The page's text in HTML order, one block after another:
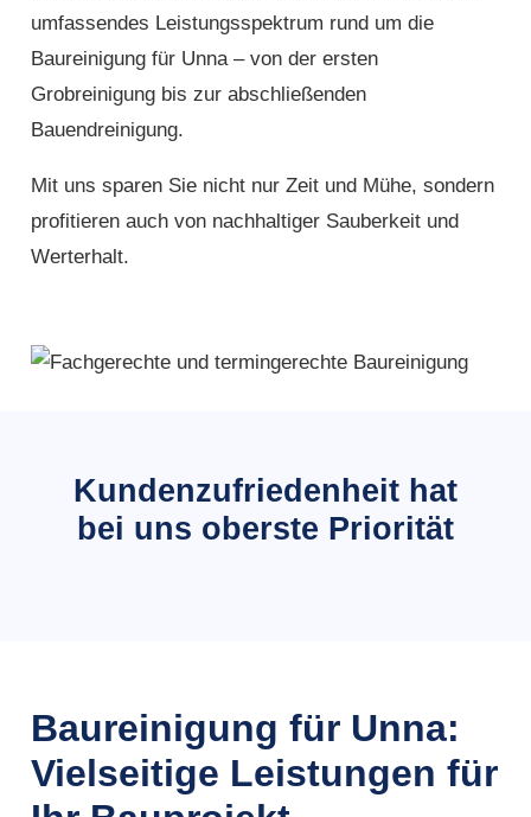
umfassendes Leistungsspektrum rund um die
Baureinigung für Unna – von der ersten
Grobreinigung bis zur abschließenden
Bauendreinigung.
Mit uns sparen Sie nicht nur Zeit und Mühe, sondern
profitieren auch von nachhaltiger Sauberkeit und
Werterhalt.
Kundenzufriedenheit hat
bei uns oberste Priorität
Baureinigung für Unna:
Vielseitige Leistungen für